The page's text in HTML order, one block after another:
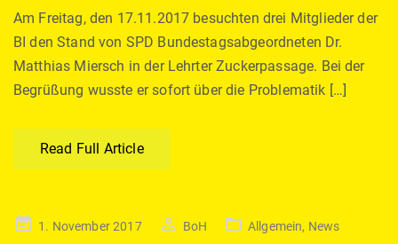
Am Freitag, den 17.11.2017 besuchten drei Mitglieder der
BI den Stand von SPD Bundestagsabgeordneten Dr.
Matthias Miersch in der Lehrter Zuckerpassage. Bei der
Begrüßung wusste er sofort über die Problematik […]
Read Full Article
Posted1. November 2017 BoH Allgemein, News